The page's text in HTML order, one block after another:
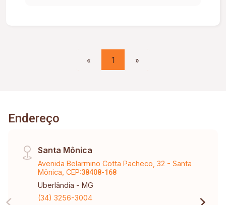
« 1 »
Endereço
Santa Mônica
Avenida Belarmino Cotta Pacheco, 32 - Santa
Mônica, CEP:38408-168
Uberlândia - MG
(34) 3256-3004